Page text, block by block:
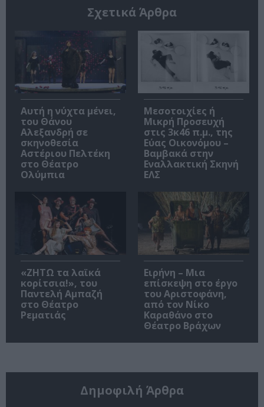
Σχετικά Άρθρα
Αυτή η νύχτα μένει,
του Θάνου
Αλεξανδρή σε
σκηνοθεσία
Αστέριου Πελτέκη
στο Θέατρο
Ολύμπια
Μεσοτοιχίες ή
Μικρή Προσευχή
στις 3κ46 π.μ., της
Εύας Οικονόμου –
Βαμβακά στην
Εναλλακτική Σκηνή
ΕΛΣ
«ΖΗΤΩ τα λαϊκά
κορίτσια!», του
Παντελή Αμπαζή
στο Θέατρο
Ρεματιάς
Ειρήνη – Μια
επίσκεψη στο έργο
του Αριστοφάνη,
από τον Νίκο
Καραθάνο στο
Θέατρο Βράχων
Δημοφιλή Άρθρα